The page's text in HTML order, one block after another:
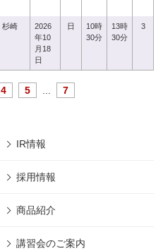
杉崎
2026
年10
月18
日
日
10時
30分
13時
30分
3
4 5 7
IR情報
採用情報
商品紹介
講習会のご案内